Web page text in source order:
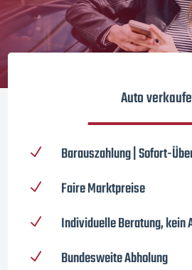
Auto
N Barauszahlung | Sofort-
N Faire Marktpreise
N Individuelle Beratung, kein
N Bundesweite Abholung